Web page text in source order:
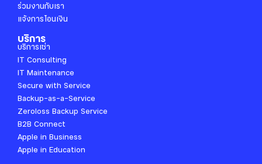
ร่วมงานกับเรา
แจ้งการโอนเงิน
บริการ
บริการเช่า
IT Consulting
IT Maintenance
Secure with Service
Backup-as-a-Service
Zeroloss Backup Service
B2B Connect
Apple in Business
Apple in Education